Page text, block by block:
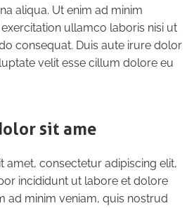
aliqua. Ut enim ad minim
ullamco laboris nisi ut
consequat. Duis aute irure dolor
velit esse cillum dolore eu
sit ame
amet, consectetur adipiscing elit,
incididunt ut labore et dolore
ad minim veniam, quis nostrud